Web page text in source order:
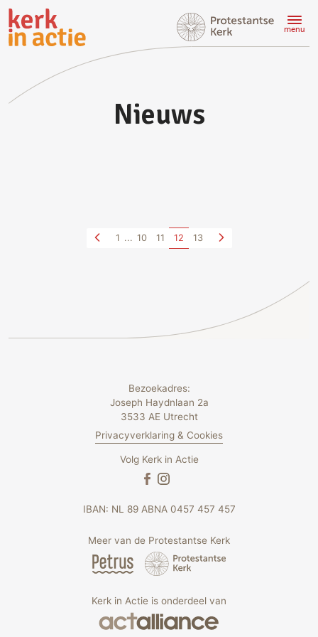
Doorgaan
naar
hoofdinhoud
menu
Nieuws
1 ... 10 11 12 13
Bezoekadres:
Joseph Haydnlaan 2a
3533 AE Utrecht
Privacyverklaring & Cookies
Volg Kerk in Actie
IBAN: NL 89 ABNA 0457 457 457
Meer van de Protestantse Kerk
Kerk in Actie is onderdeel van